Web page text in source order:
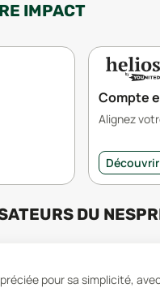
IMPACT
Compte
Alignez
Découvrir
DU
pour sa simplicité,